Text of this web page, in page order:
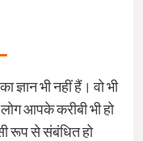
भी नहीं हैं। वो भी
आपके करीबी भी हो
रूप से संबंधित हो